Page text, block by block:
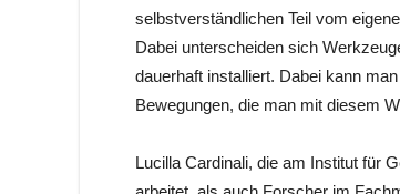
selbstverständlichen Teil vom
Dabei unterscheiden sich
dauerhaft installiert. Dabei kann
Bewegungen, die man mit diesem
Lucilla Cardinali, die am Institut für